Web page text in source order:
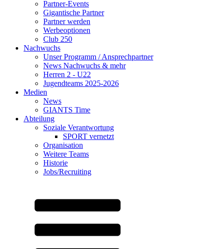
Partner-Events
Gigantische Partner
Partner werden
Werbeoptionen
Club 250
Nachwuchs
Unser Programm / Ansprechpartner
News Nachwuchs & mehr
Herren 2 - U22
Jugendteams 2025-2026
Medien
News
GIANTS Time
Abteilung
Soziale Verantwortung
SPORT vernetzt
Organisation
Weitere Teams
Historie
Jobs/Recruiting